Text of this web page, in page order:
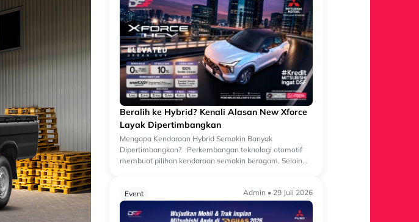
Beralih ke Hybrid? Kenali Alasan New Xforce
Layak Dipertimbangkan
Mengapa Kendaraan Hybrid Semakin Banyak
Dipertimbangkan? Perkembangan teknologi otomotif
membuat pilihan kendaraan semakin beragam. Selain
Event
Admin • 29 Juli 2026